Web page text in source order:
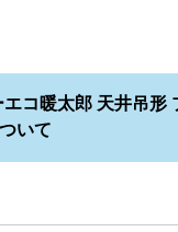
コ暖太郎 天井吊形
いて